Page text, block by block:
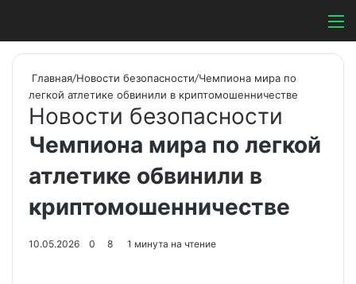
Switch skin
Главная/Новости безопасности/Чемпиона мира по
легкой атлетике обвинили в криптомошенничестве
Новости безопасности
Чемпиона мира по легкой
атлетике обвинили в
криптомошенничестве
10.05.2026 0 8 1 минута на чтение